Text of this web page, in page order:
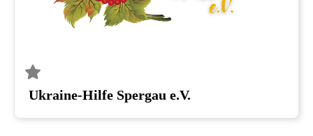
Ukraine-Hilfe Spergau e.V.